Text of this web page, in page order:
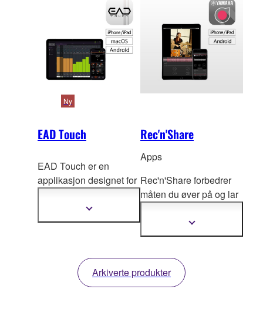
EAD Touch
Ny
EAD Touch er en
applikasjon designet for
gir et intuitivt, grafisk
grensesnitt som lar deg
EAD50 – som
lydredigering, mikrofon-
Vis
Rec'n'Share
Apps
Rec'n'Share forbedrer
måten du øver på og lar
lyd og video, som du
enkelt kan dele direkte
Vis
Arkiverte produkter